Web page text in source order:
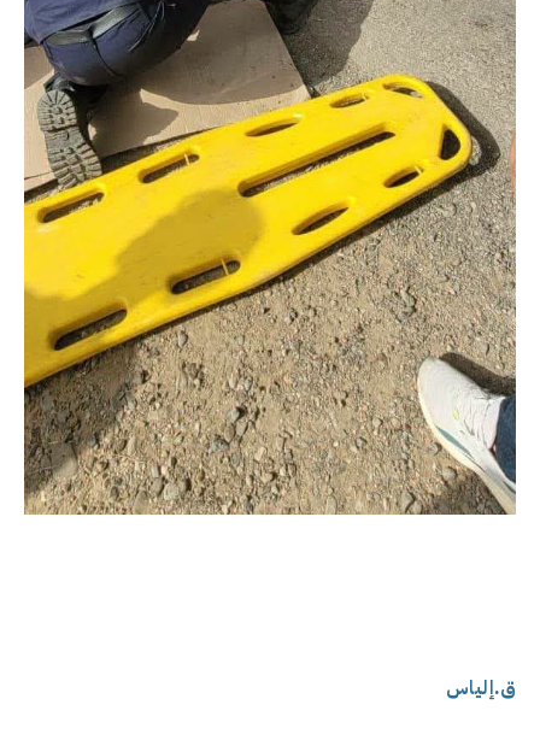
ق.إلياس